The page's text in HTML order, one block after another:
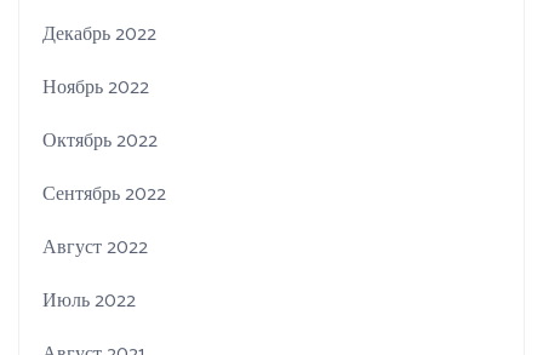
Декабрь 2022
Ноябрь 2022
Октябрь 2022
Сентябрь 2022
Август 2022
Июль 2022